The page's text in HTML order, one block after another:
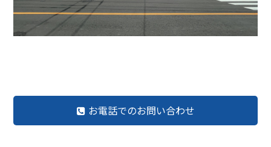
お電話でのお問い合わせ